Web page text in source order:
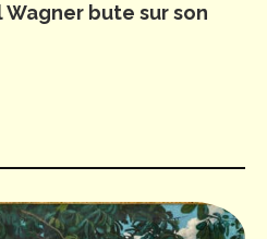
bute sur son